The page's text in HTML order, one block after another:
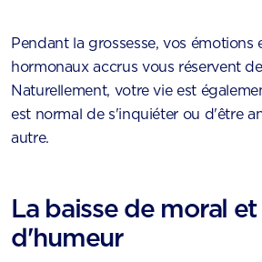
Pendant la grossesse, vos émotions
hormonaux accrus vous réservent
Naturellement, votre vie est
est normal de s'inquiéter ou d'être
autre.
La baisse de moral
d'humeur